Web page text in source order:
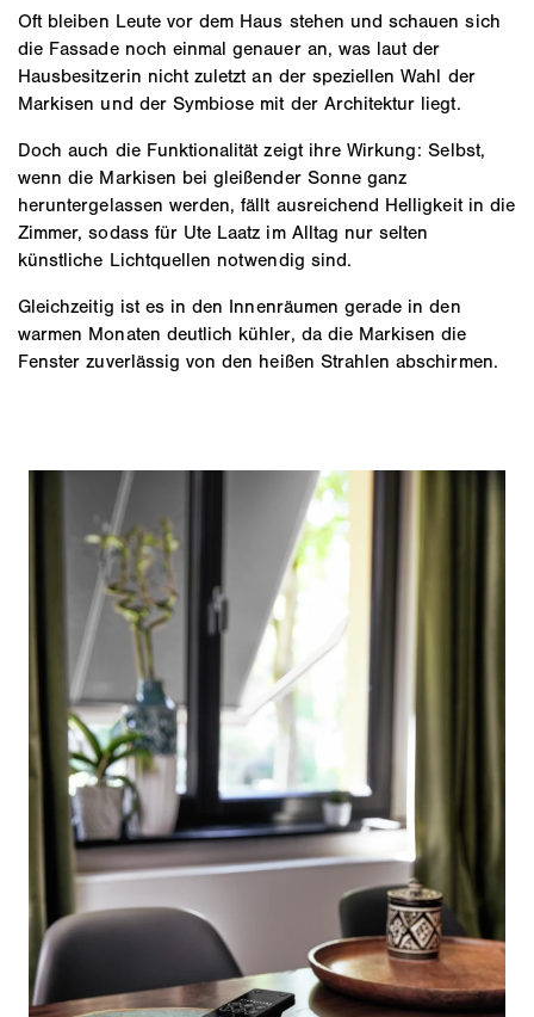
Oft bleiben Leute vor dem Haus stehen und schauen sich
die Fassade noch einmal genauer an, was laut der
Hausbesitzerin nicht zuletzt an der speziellen Wahl der
Markisen und der Symbiose mit der Architektur liegt.
Doch auch die Funktionalität zeigt ihre Wirkung: Selbst,
wenn die Markisen bei gleißender Sonne ganz
heruntergelassen werden, fällt ausreichend Helligkeit in die
Zimmer, sodass für Ute Laatz im Alltag nur selten
künstliche Lichtquellen notwendig sind.
Gleichzeitig ist es in den Innenräumen gerade in den
warmen Monaten deutlich kühler, da die Markisen die
Fenster zuverlässig von den heißen Strahlen abschirmen.